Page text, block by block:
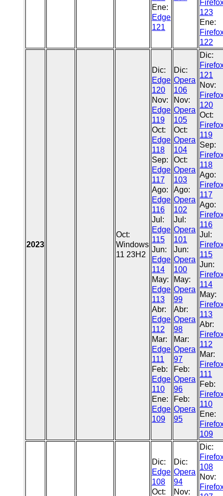
Ene:
Edge
121
123
Ene:
122
2023
Oct:
Windows
11 23H2
Dic:
Edge
120
Nov:
Edge
119
Oct:
Edge
118
Sep:
Edge
117
Ago:
Edge
116
Jul:
Edge
115
Jun:
Edge
114
May:
Edge
113
Abr:
Edge
112
Mar:
Edge
111
Feb:
Edge
110
Ene:
Edge
109
Dic:
Opera
106
Nov:
Opera
105
Oct:
Opera
104
Oct:
Opera
103
Ago:
Opera
102
Jul:
Opera
101
Jun:
Opera
100
May:
Opera
99
Abr:
Opera
98
Mar:
Opera
97
Feb:
Opera
96
Feb:
Opera
95
Dic:
121
Nov:
120
Oct:
119
Sep:
118
Ago:
117
Ago:
116
Jul:
115
Jun:
114
May:
113
Abr:
112
Mar:
111
Feb:
110
Ene:
109
Dic:
Edge
108
Oct:
Dic:
Opera
94
Nov:
Dic:
108
Nov: